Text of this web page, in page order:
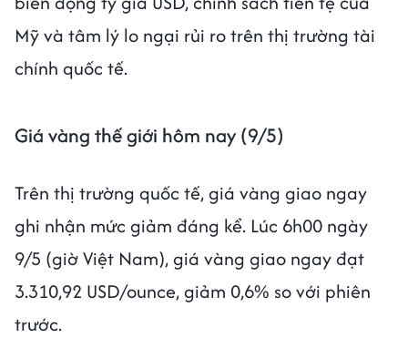
Mỹ và tâm lý lo ngại rủi ro trên thị trường tài
chính quốc tế.
Giá vàng thế giới hôm nay (9/5)
Trên thị trường quốc tế, giá vàng giao ngay
ghi nhận mức giảm đáng kể. Lúc 6h00 ngày
9/5 (giờ Việt Nam), giá vàng giao ngay đạt
3.310,92 USD/ounce, giảm 0,6% so với phiên
trước.